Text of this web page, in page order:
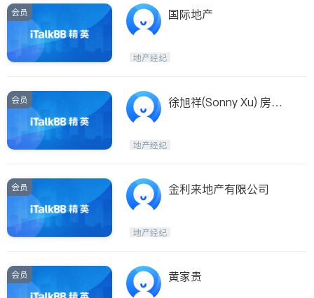
会员 国际地产
地产经纪
会员
徐旭祥(Sonny Xu) 房地
地产经纪
会员 金利来地产有限公司
地产经纪
会员 黄家贵